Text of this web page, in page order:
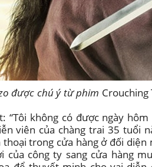
được chú ý từ phim Crouching
“Tôi không có được ngày
viên của chàng trai 35 tuổi
thoại trong cửa hàng ở đối
của công ty sang cửa hàng